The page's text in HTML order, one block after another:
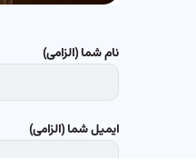
نام شما (الزامی)
ایمیل شما (الزامی)